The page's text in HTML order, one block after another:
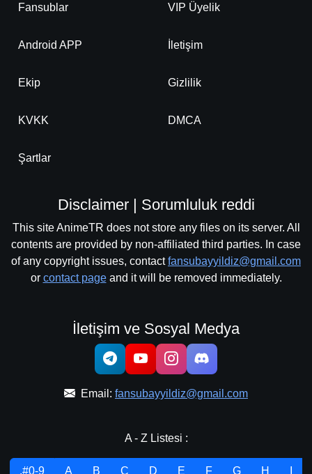
Fansublar VIP Üyelik
Android APP İletişim
Ekip Gizlilik
KVKK DMCA
Şartlar
Disclaimer | Sorumluluk reddi
This site AnimeTR does not store any files on its server. All
contents are provided by non-affiliated third parties. In case
of any copyright issues, contactfansubayyildiz@gmail.com
or contact pageand it will be removed immediately.
İletişim ve Sosyal Medya
Email: fansubayyildiz@gmail.com
A - Z Listesi :
.#0-9 A B C D E F G H